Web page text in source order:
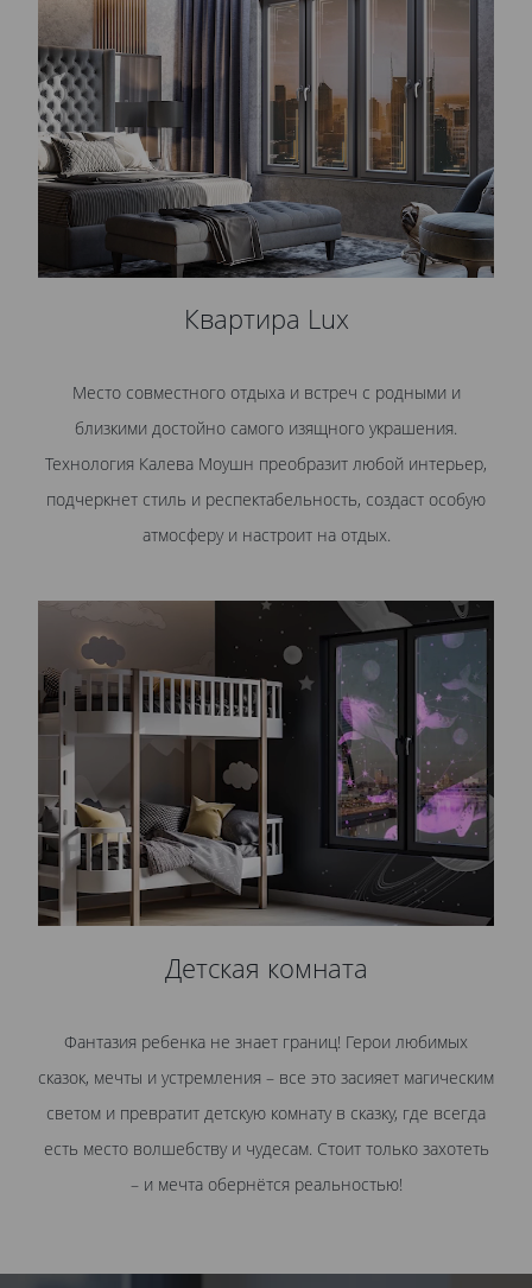
Квартира Lux
Место совместного отдыха и встреч с родными и
близкими достойно самого изящного украшения.
Технология Калева Моушн преобразит любой интерьер,
подчеркнет стиль и респектабельность, создаст особую
атмосферу и настроит на отдых.
Детская комната
Фантазия ребенка не знает границ! Герои любимых
сказок, мечты и устремления – все это засияет магическим
светом и превратит детскую комнату в сказку, где всегда
есть место волшебству и чудесам. Стоит только захотеть
– и мечта обернётся реальностью!